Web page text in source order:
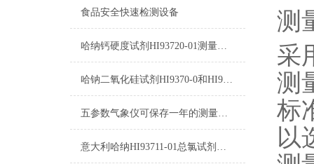
食品安全快速检测设备
哈纳钙硬度试剂HI93720-01测量范围及操作说明
哈钠二氧化硅试剂HI9370-0和HI93705B-0使用方法
五参数气象仪可保存一年的测量数据
意大利哈纳HI93711-01总氯试剂操作说明
测
采
测
标
以